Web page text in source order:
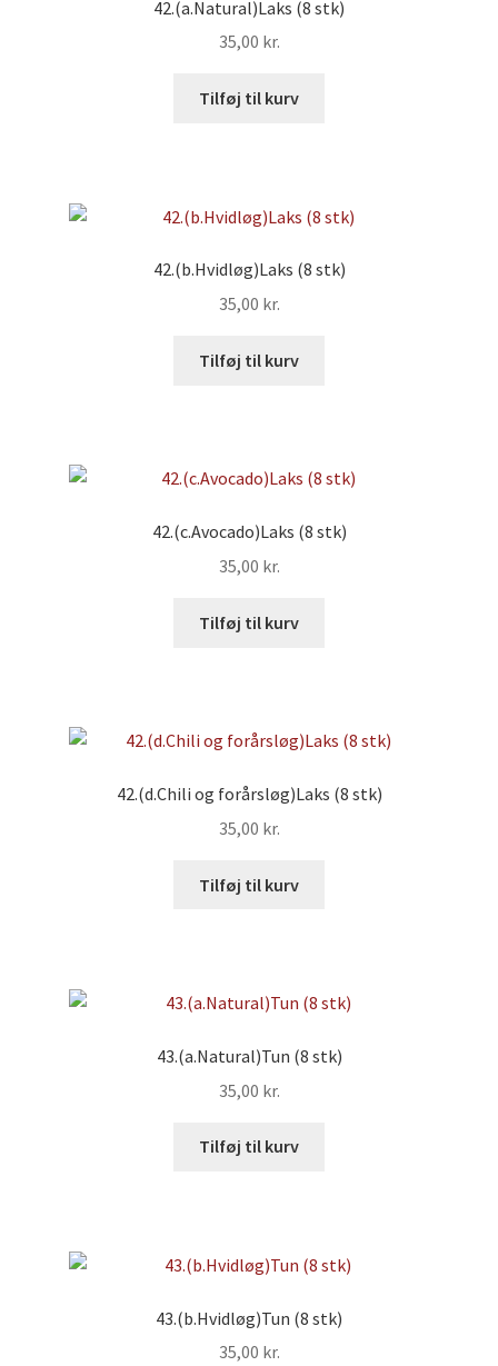
42.(a.Natural)Laks (8 stk)
35,00 kr.
Tilføj til kurv
42.(b.Hvidløg)Laks (8 stk)
35,00 kr.
Tilføj til kurv
42.(c.Avocado)Laks (8 stk)
35,00 kr.
Tilføj til kurv
42.(d.Chili og forårsløg)Laks (8 stk)
35,00 kr.
Tilføj til kurv
43.(a.Natural)Tun (8 stk)
35,00 kr.
Tilføj til kurv
43.(b.Hvidløg)Tun (8 stk)
35,00 kr.